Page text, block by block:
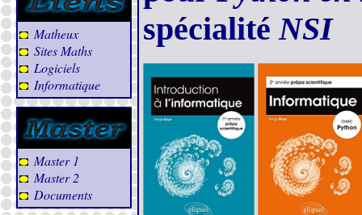
Matheux
Sites Maths
Logiciels
Informatique
Master 1
Master 2
Documents
spécialitéNSI